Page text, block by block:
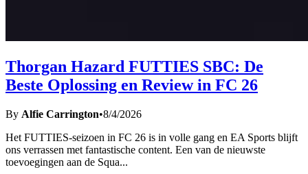
Thorgan Hazard FUTTIES SBC: De
Beste Oplossing en Review in FC 26
By Alfie Carrington•8/4/2026
Het FUTTIES-seizoen in FC 26 is in volle gang en EA Sports blijft
ons verrassen met fantastische content. Een van de nieuwste
toevoegingen aan de Squa...